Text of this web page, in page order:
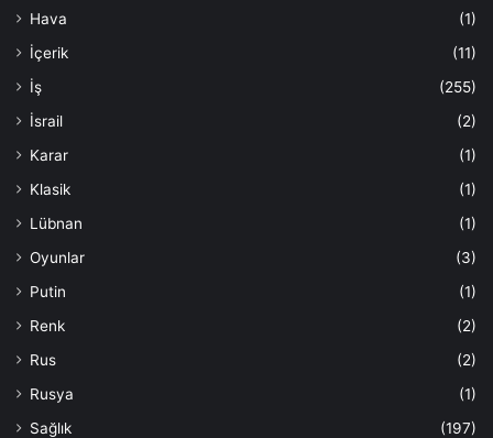
Hava
(1)
İçerik
(11)
İş
(255)
İsrail
(2)
Karar
(1)
Klasik
(1)
Lübnan
(1)
Oyunlar
(3)
Putin
(1)
Renk
(2)
Rus
(2)
Rusya
(1)
Sağlık
(197)